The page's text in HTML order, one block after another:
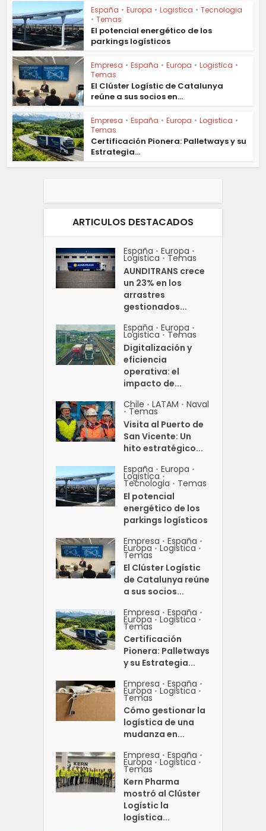
España • Europa • Logistica • Tecnologia
• Temas
El potencial energético de los
parkings logísticos
Empresa • España • Europa • Logistica •
Temas
El Clúster Logístic de Catalunya
reúne a sus socios en...
Empresa • España • Europa • Logistica •
Temas
Certificación Pionera: Palletways y su
Estrategia...
ARTICULOS DESTACADOS
España • Europa •
Logistica • Temas
AUNDITRANS crece
un 23% en los
arrastres
gestionados...
España • Europa •
Logistica • Temas
Digitalización y
eficiencia
operativa: el
impacto de...
Chile • LATAM • Naval
• Temas
Visita al Puerto de
San Vicente: Un
hito estratégico...
España • Europa •
Logistica •
Tecnologia • Temas
El potencial
energético de los
parkings logísticos
Empresa • España •
Europa • Logistica •
Temas
El Clúster Logístic
de Catalunya reúne
a sus socios...
Empresa • España •
Europa • Logistica •
Temas
Certificación
Pionera: Palletways
y su Estrategia...
Empresa • España •
Europa • Logistica •
Temas
Cómo gestionar la
logística de una
mudanza en...
Empresa • España •
Europa • Logistica •
Temas
Kern Pharma
mostró al Clúster
Logístic la
logística...